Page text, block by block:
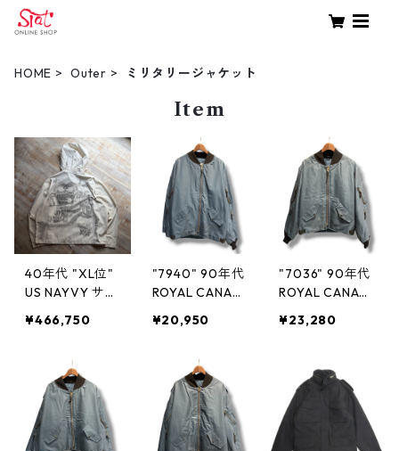
HOME Outer ミリタリージャケット
Item
40年代 "XL位"
US NAYVY サル
前期型 白 ホワ
ー ガンナーズ
スモック エア
ブラシ 古着 古
着屋 高円寺 ビ
ンテージ n606
¥466,750
"7940" 90年代
ROYAL CANADI
RCAF カナダ軍
ット エアフォ
ースブルー ミ
リタリー 古着
古着屋 高円寺
ビンテージ n60
¥20,950
"7036" 90年代
ROYAL CANADI
RCAF カナダ軍
ット エアフォ
ースブルー ミ
リタリー 古着
古着屋 高円寺
¥23,280